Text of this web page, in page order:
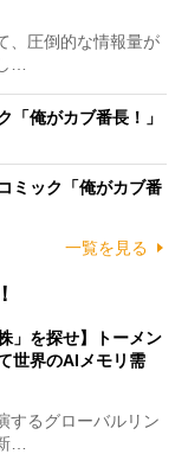
、圧倒的な情報量が
…
俺がカブ番長！」
ミック「俺がカブ番
一覧を見る
」を探せ】トーメン
世界のAIメモリ需
するグローバルリン
…